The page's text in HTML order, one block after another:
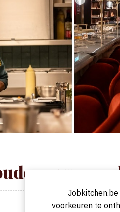
en warme
voorkeuren te